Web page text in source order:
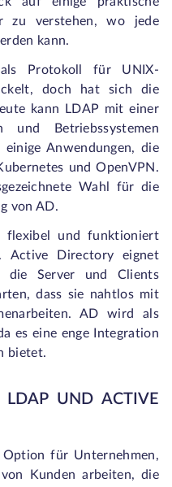
zu verstehen, wo jede
kann.
Protokoll für UNIX-
doch hat sich die
kann LDAP mit einer
und Betriebssystemen
Anwendungen, die
und OpenVPN.
Wahl für die
von AD.
flexibel und funktioniert
Active Directory eignet
die Server und Clients
dass sie nahtlos mit
AD wird als
es eine enge Integration
bietet.
LDAP UND ACTIVE
Option für Unternehmen,
Kunden arbeiten, die